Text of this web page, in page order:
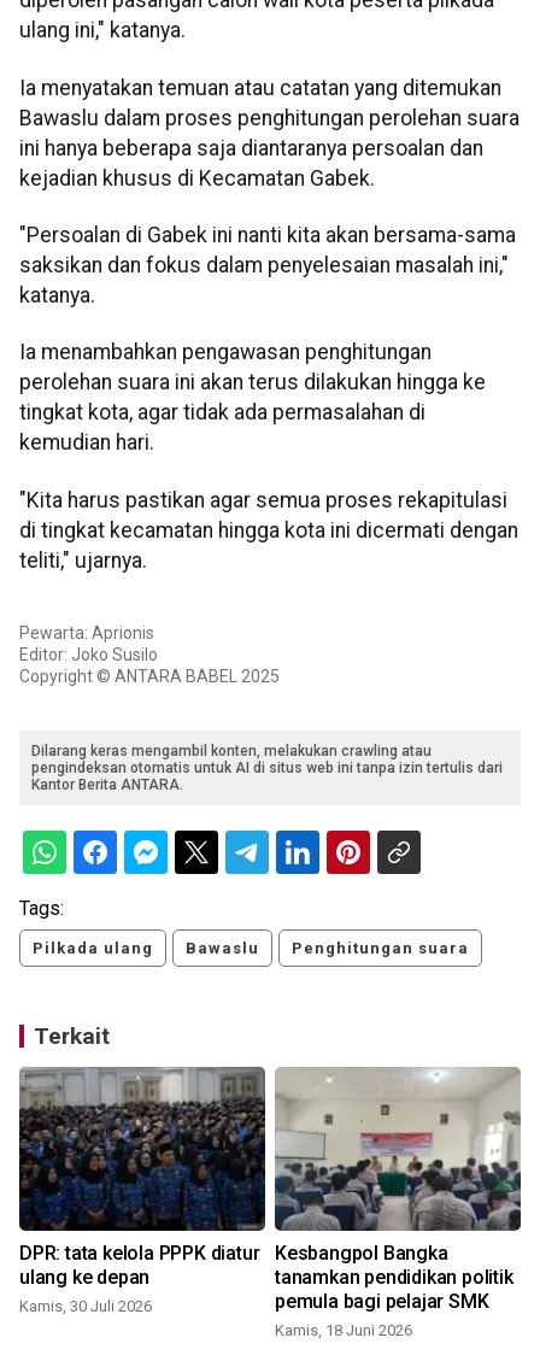
ulang ini," katanya.
Ia menyatakan temuan atau catatan yang ditemukan
Bawaslu dalam proses penghitungan perolehan suara
ini hanya beberapa saja diantaranya persoalan dan
kejadian khusus di Kecamatan Gabek.
"Persoalan di Gabek ini nanti kita akan bersama-sama
saksikan dan fokus dalam penyelesaian masalah ini,"
katanya.
Ia menambahkan pengawasan penghitungan
perolehan suara ini akan terus dilakukan hingga ke
tingkat kota, agar tidak ada permasalahan di
kemudian hari.
"Kita harus pastikan agar semua proses rekapitulasi
di tingkat kecamatan hingga kota ini dicermati dengan
teliti," ujarnya.
Pewarta: Aprionis
Editor: Joko Susilo
Copyright © ANTARA BABEL 2025
Dilarang keras mengambil konten, melakukan crawling atau
pengindeksan otomatis untuk AI di situs web ini tanpa izin tertulis dari
Kantor Berita ANTARA.
Tags:
Pilkada ulang Bawaslu Penghitungan suara
Terkait
DPR: tata kelola PPPK diatur
ulang ke depan
Kamis, 30 Juli 2026
Kesbangpol Bangka
tanamkan pendidikan politik
pemula bagi pelajar SMK
Kamis, 18 Juni 2026